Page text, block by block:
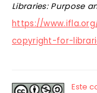
Libraries: Purpose
https://
copyright-for-